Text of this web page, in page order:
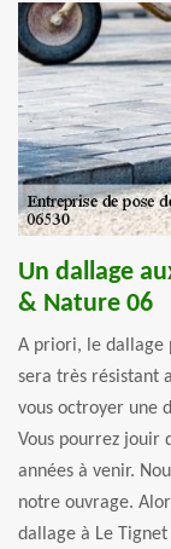
Un dallage
& Nature 06
A priori, le dallage
sera très résistant
vous octroyer une
Vous pourrez jouir
années à venir.
notre ouvrage.
dallage à Le